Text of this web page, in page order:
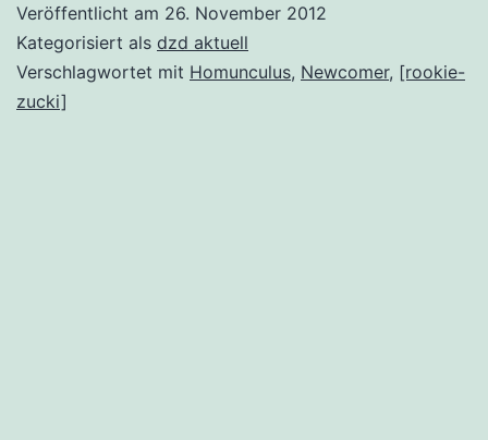
Veröffentlicht am 26. November 2012
Kategorisiert als dzd aktuell
Verschlagwortet mit Homunculus, Newcomer, [rookie-
zucki]